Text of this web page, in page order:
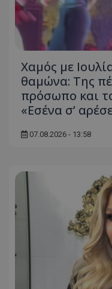
Χαμός με
θαμώνα: Της
πρόσωπο και
«Εσένα σ’
07.08.2026 - 13:58